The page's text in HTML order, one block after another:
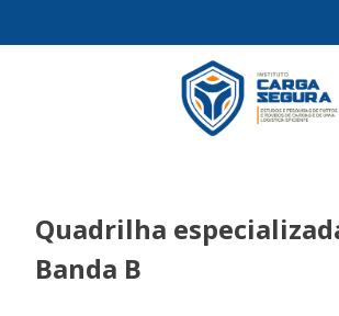
Quadrilha
Banda B